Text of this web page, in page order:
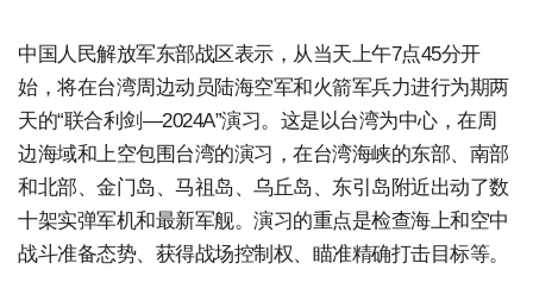
中国人民解放军东部战区表示，从当天上午7点45分开
始，将在台湾周边动员陆海空军和火箭军兵力进行为期两
天的“联合利剑—2024A”演习。这是以台湾为中心，在周
边海域和上空包围台湾的演习，在台湾海峡的东部、南部
和北部、金门岛、马祖岛、乌丘岛、东引岛附近出动了数
十架实弹军机和最新军舰。演习的重点是检查海上和空中
战斗准备态势、获得战场控制权、瞄准精确打击目标等。